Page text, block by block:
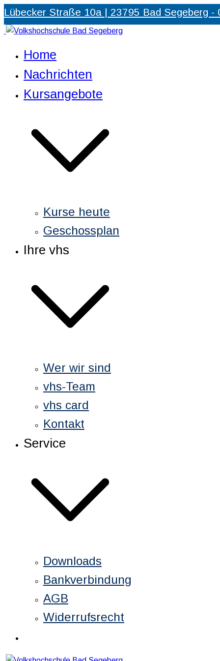
Zum
springen
Lübecker Straße 10a | 23795 Bad Segeberg
Volkshochschule Bad Segeberg
Partner für Weiterbildung und Qualifizierung
Home
Nachrichten
Kursangebote
Kurse heute
Geschossplan
Ihre vhs
Wer wir sind
vhs-Team
vhs card
Kontakt
Service
Downloads
Bankverbindung
AGB
Widerrufsrecht